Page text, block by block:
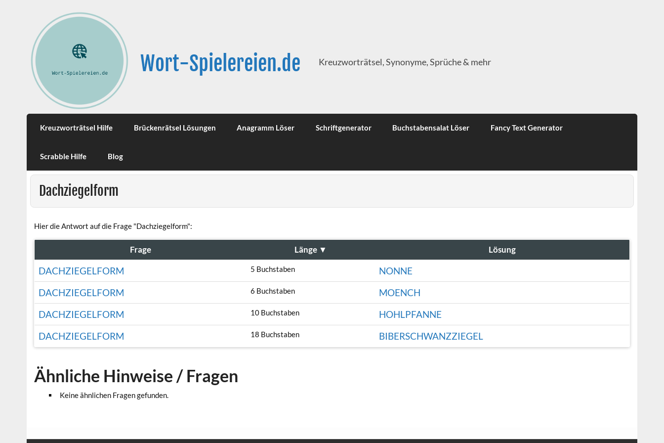
Wort-Spielereien.de Kreuzworträtsel, Synonyme, Sprüche & mehr
Kreuzworträtsel Hilfe Brückenrätsel Lösungen Anagramm Löser Schriftgenerator Buchstabensalat Löser Fancy Text Generator
Scrabble Hilfe Blog
Dachziegelform
Hier die Antwort auf die Frage "Dachziegelform":
Frage Länge ▼ Lösung
DACHZIEGELFORM 5 Buchstaben
NONNE
DACHZIEGELFORM
6 Buchstaben
MOENCH
DACHZIEGELFORM
10 Buchstaben
HOHLPFANNE
DACHZIEGELFORM
18 Buchstaben BIBERSCHWANZZIEGEL
Ähnliche Hinweise / Fragen
Keine ähnlichen Fragen gefunden.